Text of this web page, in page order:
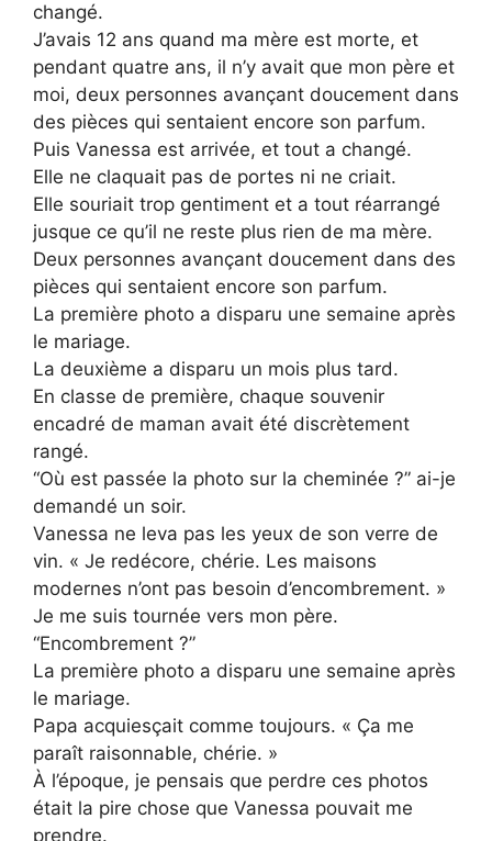
changé.
J’avais 12 ans quand ma mère est morte, et
pendant quatre ans, il n’y avait que mon père et
moi, deux personnes avançant doucement dans
des pièces qui sentaient encore son parfum.
Puis Vanessa est arrivée, et tout a changé.
Elle ne claquait pas de portes ni ne criait.
Elle souriait trop gentiment et a tout réarrangé
jusque ce qu’il ne reste plus rien de ma mère.
Deux personnes avançant doucement dans des
pièces qui sentaient encore son parfum.
La première photo a disparu une semaine après
le mariage.
La deuxième a disparu un mois plus tard.
En classe de première, chaque souvenir
encadré de maman avait été discrètement
rangé.
“Où est passée la photo sur la cheminée ?” ai-je
demandé un soir.
Vanessa ne leva pas les yeux de son verre de
vin. « Je redécore, chérie. Les maisons
modernes n’ont pas besoin d’encombrement. »
Je me suis tournée vers mon père.
“Encombrement ?”
La première photo a disparu une semaine après
le mariage.
Papa acquiesçait comme toujours. « Ça me
paraît raisonnable, chérie. »
À l’époque, je pensais que perdre ces photos
était la pire chose que Vanessa pouvait me
prendre.